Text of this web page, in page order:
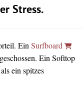
Stress.
Ein Surfboard
Ein Softtop
ein spitzes